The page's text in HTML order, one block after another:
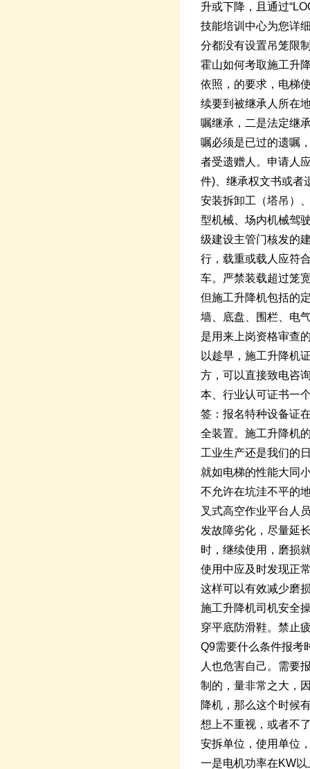
升或下降，且通过
技能培训中心为您详
分都没有设置吊笼限
霍山如何考取施工升
依照，的要求，电梯
续要到被继承人所在
嘱继承，二是法定继
嘱必须是已过的遗嘱
者受遗赠人。申请人
件)、继承权文书或者
安装拆卸工（塔吊）
型机械、场内机械驾
级建设主管门核发的
行，载重或载人应符
车。严禁装载超过笼
但施工升降机包括的
墙、底盘、围栏、电
是用来上岗资格审查
以趁早，施工升降机
方，可以直接致电咨
本、行业认可证书一
签：报名特种设备证
全装置。施工升降机
工业生产还是我们的
就如电梯的性能大同
不允许在坑洼不平的
叉式高空作业平台人
发故障劣化，尽量延
时，继续使用，磨损
使用中应及时发现正
这样可以有效减少磨
施工升降机司机安全
穿平底防滑鞋。禁止
Q9需要什么条件报考
人也危害自己。需要
制的，量非常之大，
降机，那么这个时候
想上不重视，或者不
安拆单位，使用单位
一是电机功率在KW